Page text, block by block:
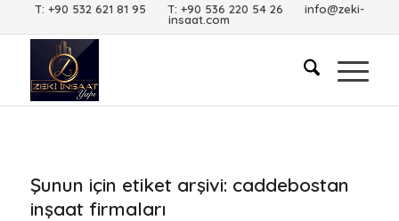
T: +90 532 621 81 95 T: +90 536 220 54 26 info@zeki-
insaat.com
Şunun için etiket arşivi: caddebostan
inşaat firmaları